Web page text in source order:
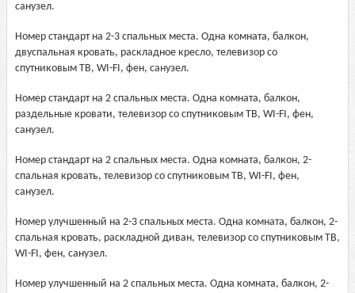
санузел.
Номер стандарт на 2-3 спальных места. Одна комната, балкон,
двуспальная кровать, раскладное кресло, телевизор со
спутниковым ТВ, WI-FI, фен, санузел.
Номер стандарт на 2 спальных места. Одна комната, балкон,
раздельные кровати, телевизор со спутниковым ТВ, WI-FI, фен,
санузел.
Номер стандарт на 2 спальных места. Одна комната, балкон, 2-
спальная кровать, телевизор со спутниковым ТВ, WI-FI, фен,
санузел.
Номер улучшенный на 2-3 спальных места. Одна комната, балкон, 2-
спальная кровать, раскладной диван, телевизор со спутниковым ТВ,
WI-FI, фен, санузел.
Номер улучшенный на 2 спальных места. Одна комната, балкон, 2-